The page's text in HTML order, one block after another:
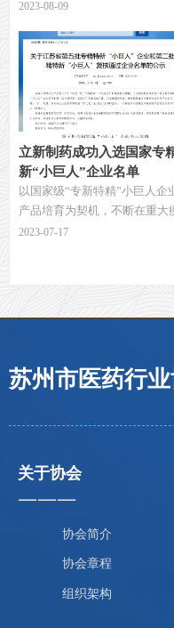
成了潜在合作意向。
2023-08-09
立新制药成功入选国家专
新“小巨人”企业名单
以国家级“专新特精”小巨人企
产品培育为契机，不断在重大
领域的新药研发和产品竞争力
2023-07-17
苏州市医药行
关于协会
———
协会简介
协会章程
组织架构